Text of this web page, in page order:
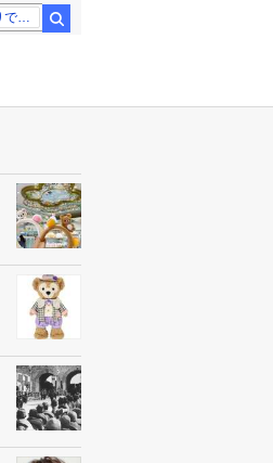
阿波おどりで不適切な動画